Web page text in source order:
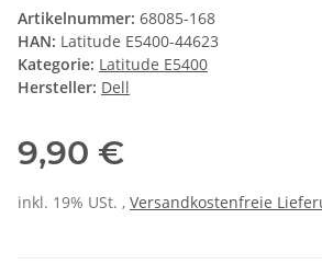
Artikelnummer: 68085-168
HAN: Latitude E5400-44623
Kategorie: Latitude E5400
Hersteller: Dell
9,90 €
inkl. 19% USt. , Versandkostenfreie